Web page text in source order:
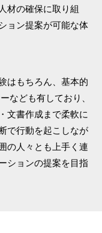
材の確保に取り組
ョン提案が可能な体
はもちろん、基本的
なども有しており、
文書作成まで柔軟に
で行動を起こしなが
の人々とも上手く連
ションの提案を目指